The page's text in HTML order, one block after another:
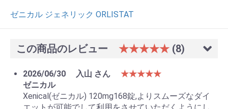
ゼニカル ジェネリック ORLISTAT
この商品のレビュー ★★★★★ (8)
2026/06/30 入山 さん
★★★★★
ゼニカル
Xenical(ゼニカル) 120mg168錠,よりスムーズなダイ